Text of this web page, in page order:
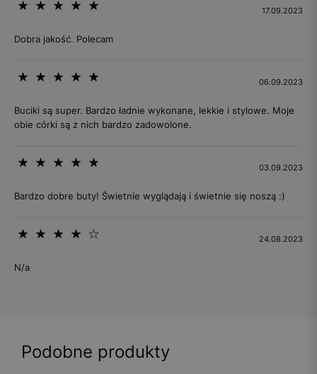
17.09.2023
Dobra jakość. Polecam
06.09.2023
Buciki są super. Bardzo ładnie wykonane, lekkie i stylowe. Moje
obie córki są z nich bardzo zadowolone.
03.09.2023
Bardzo dobre buty! Świetnie wyglądają i świetnie się noszą :)
24.08.2023
N/a
Podobne produkty